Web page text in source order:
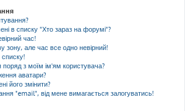
в списку "Хто зараз на форумі"?
час!
зону, але час все одно невірний!
списку!
з моїм ім'ям користувача?
аватари?
його змінити?
"email", від мене вимагається залогуватись!